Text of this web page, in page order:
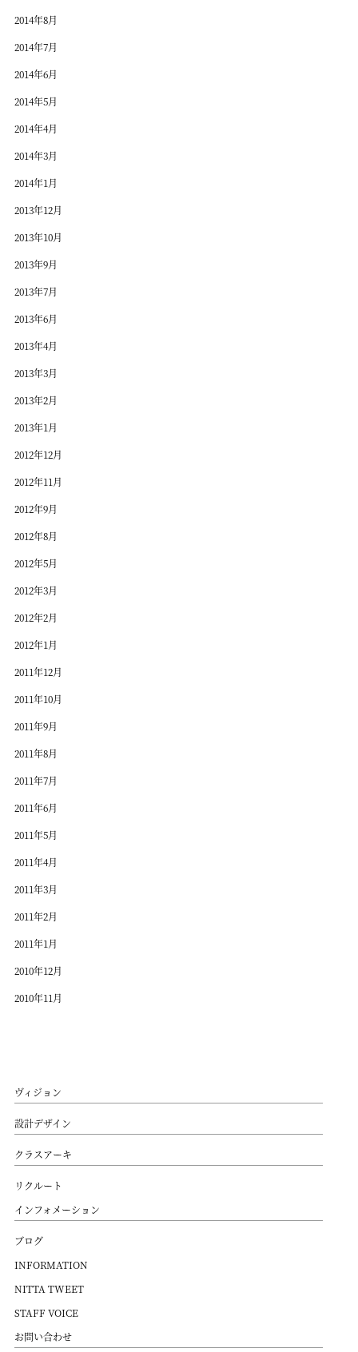
2014年8月
2014年7月
2014年6月
2014年5月
2014年4月
2014年3月
2014年1月
2013年12月
2013年10月
2013年9月
2013年7月
2013年6月
2013年4月
2013年3月
2013年2月
2013年1月
2012年12月
2012年11月
2012年9月
2012年8月
2012年5月
2012年3月
2012年2月
2012年1月
2011年12月
2011年10月
2011年9月
2011年8月
2011年7月
2011年6月
2011年5月
2011年4月
2011年3月
2011年2月
2011年1月
2010年12月
2010年11月
ヴィジョン
設計デザイン
クラスアーキ
リクルート
インフォメーション
ブログ
INFORMATION
NITTA TWEET
STAFF VOICE
お問い合わせ